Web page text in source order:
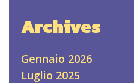
Archives
Gennaio 2026
Luglio 2025